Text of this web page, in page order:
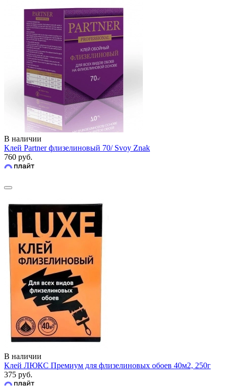
В наличии
Клей Partner флизелиновый 70/ Svoy Znak
760 руб.
В наличии
Клей ЛЮКС Премиум для флизелиновых обоев 40м2, 250г
375 руб.